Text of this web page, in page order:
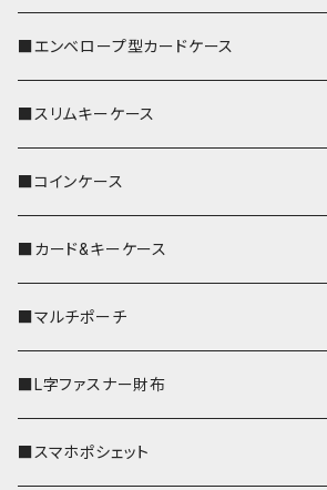
■エンベロープ型カードケース
■スリムキーケース
■コインケース
■カード&キーケース
■マルチポーチ
■L字ファスナー財布
■スマホポシェット